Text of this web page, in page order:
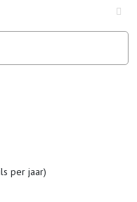
per jaar)